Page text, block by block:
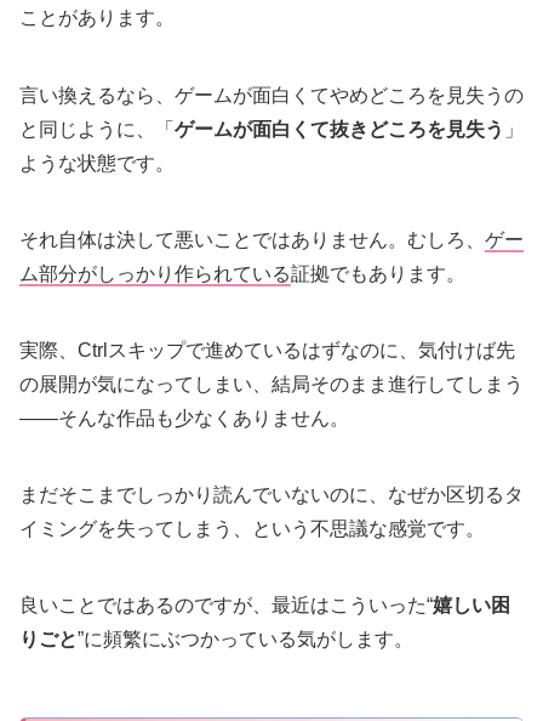
ことがあります。
言い換えるなら、ゲームが面白くてやめどころを見失うの
と同じように、「 ゲームが面白くて抜きどころを見失う 」
ような状態です。
それ自体は決して悪いことではありません。むしろ、 ゲー
ム部分がしっかり作られている証拠でもあります。
実際、Ctrlスキップで進めているはずなのに、気付けば先
の展開が気になってしまい、結局そのまま進行してしまう
――そんな作品も少なくありません。
まだそこまでしっかり読んでいないのに、なぜか区切るタ
イミングを失ってしまう、という不思議な感覚です。
良いことではあるのですが、最近はこういった“嬉しい困
りごと”に頻繁にぶつかっている気がします。